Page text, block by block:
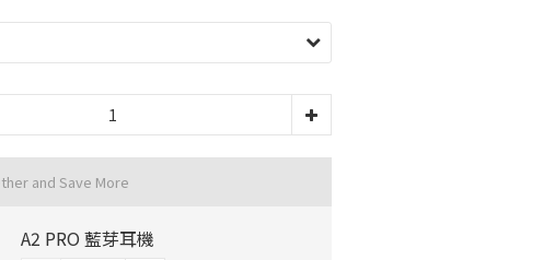
and Save More
A2 PRO 藍芽耳機